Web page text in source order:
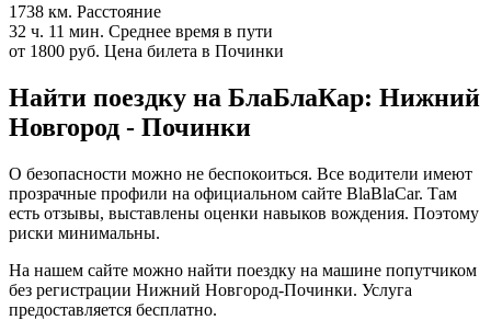
1738 км. Расстояние
32 ч. 11 мин. Среднее время в пути
от 1800 руб. Цена билета в Починки
Найти поездку на БлаБлаКар: Нижний
Новгород - Починки
О безопасности можно не беспокоиться. Все водители имеют
прозрачные профили на официальном сайте BlaBlaCar. Там
есть отзывы, выставлены оценки навыков вождения. Поэтому
риски минимальны.
На нашем сайте можно найти поездку на машине попутчиком
без регистрации Нижний Новгород-Починки. Услуга
предоставляется бесплатно.